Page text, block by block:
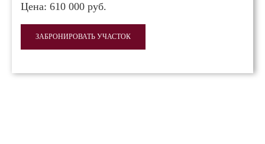
Цена:610 000 руб.
ЗАБРОНИРОВАТЬ УЧАСТОК